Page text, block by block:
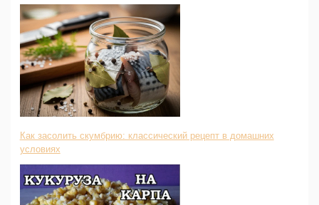
Как засолить скумбрию: классический рецепт в домашних
условиях